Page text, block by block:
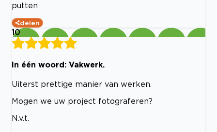
putten
delen
10
In één woord: Vakwerk.
Uiterst prettige manier van werken.
Mogen we uw project fotograferen?
N.v.t.